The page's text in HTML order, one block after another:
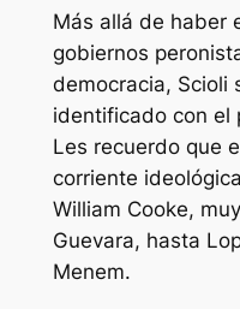
Más allá de haber
gobiernos
democracia, Scioli
identificado con el
Les recuerdo que
corriente
William Cooke,
Guevara, hasta
Menem.